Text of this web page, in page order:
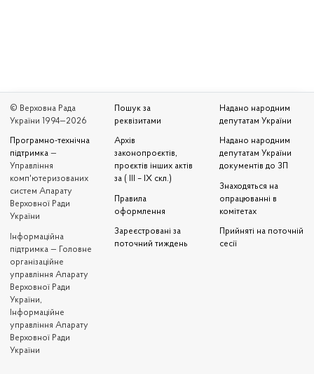
© Верховна Рада
України 1994—2026
Програмно-технічна
підтримка —
Управління
комп'ютеризованих
систем Апарату
Верховної Ради
України
Iнформаційна
підтримка — Головне
організаційне
управління Апарату
Верховної Ради
України,
Інформаційне
управління Апарату
Верховної Ради
України
Пошук за
реквізитами
Архів
законопроєктів,
проєктів інших актів
за ( III – IX скл.)
Правила
оформлення
Зареєстровані за
поточний тиждень
Надано народним
депутатам України
Надано народним
депутатам України
документів до ЗП
Знаходяться на
опрацюванні в
комітетах
Прийняті на поточній
сесії